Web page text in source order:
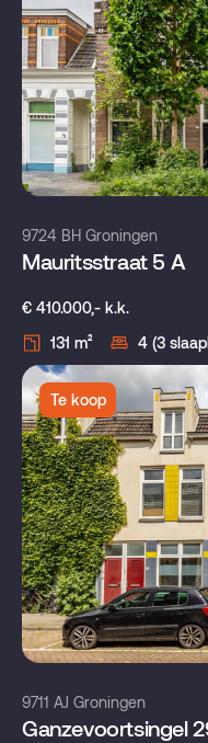
9724 BH Groningen
Mauritsstraat 5 A
€ 410.000,- k.k.
131 m²
4 (3
Te koop
9711 AJ Groningen
Ganzevoortsingel